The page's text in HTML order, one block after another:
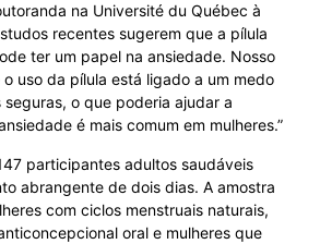
na Université du Québec à
recentes sugerem que a pílula
ter um papel na ansiedade. Nosso
uso da pílula está ligado a um medo
seguras, o que poderia ajudar a
é mais comum em mulheres.”
participantes adultos saudáveis
abrangente de dois dias. A amostra
com ciclos menstruais naturais,
oral e mulheres que